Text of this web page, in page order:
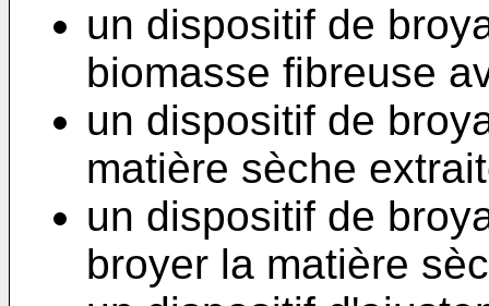
un dispositif de
biomasse fibreuse
un dispositif de
matière sèche
un dispositif de
broyer la matière